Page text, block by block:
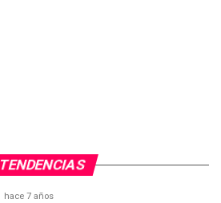
TENDENCIAS
hace 7 años